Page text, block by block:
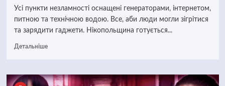
Усі пункти незламності оснащені генераторами, інтернетом,
питною та технічною водою. Все, аби люди могли зігрітися
та зарядити гаджети. Нікопольщина готується...
Детальніше